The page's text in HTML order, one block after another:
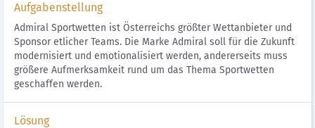
Aufgabenstellung
Admiral Sportwetten ist Österreichs größter Wettanbieter und
Sponsor etlicher Teams. Die Marke Admiral soll für die Zukunft
modernisiert und emotionalisiert werden, andererseits muss
größere Aufmerksamkeit rund um das Thema Sportwetten
geschaffen werden.
Lösung